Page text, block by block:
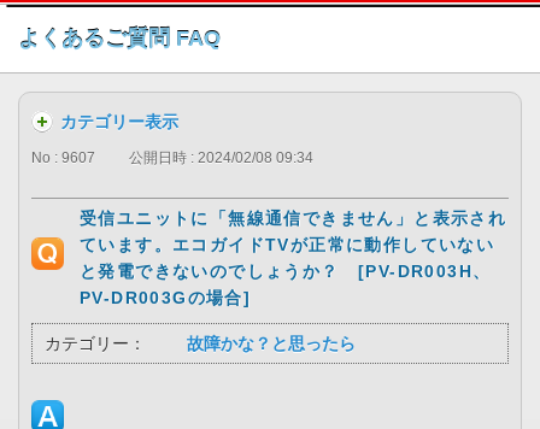
このページの本文へ
よくあるご質問 FAQ
カテゴリー表示
No : 9607 公開日時 : 2024/02/08 09:34
受信ユニットに「無線通信できません」と表示され
ています。エコガイドTVが正常に動作していない
と発電できないのでしょうか？ [PV-DR003H、
PV-DR003Gの場合]
カテゴリー： 故障かな？と思ったら